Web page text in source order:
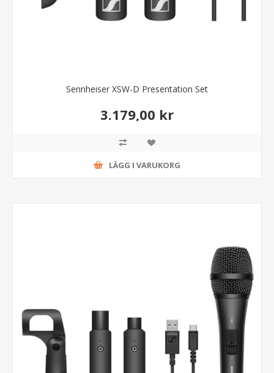
Sennheiser XSW-D Presentation Set
3.179,00 kr
LÄGG I VARUKORG